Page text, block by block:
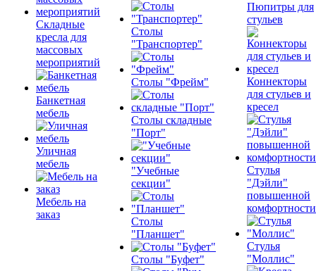
Складные
кресла для
массовых
мероприятий
Банкетная
мебель
Уличная
мебель
Мебель на
заказ
Столы
"Транспортер"
Столы "Фрейм"
Столы складные
"Порт"
"Учебные
секции"
Столы
"Планшет"
Столы "Буфет"
Пюпитры для
стульев
Коннекторы
для стульев и
кресел
Стулья
"Дэйли"
повышенной
комфортности
Стулья
"Моллис"